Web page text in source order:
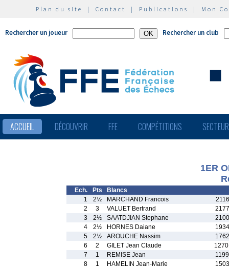
Plan du site | Contact | Publications | Mon
Rechercher un joueur Rechercher un club
ACCUEIL DÉCOUVRIR FFE COMPÉTITIONS
1ER
Ech. Pts
Blancs
1
2½ MARCHAND Francois
2
3 VALUET Bertrand
3
2½ SAATDJIAN Stephane
4
2½ HORNES Daiane
5
2½ AROUCHE Nassim
6
2 GILET Jean Claude
7
1 REMISE Jean
8
1 HAMELIN Jean-Marie